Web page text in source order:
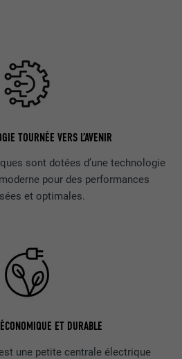
TOURNÉE VERS L’AVENIR
sont dotées d’une technologie
pour des performances
et optimales.
ET DURABLE
une petite centrale électrique